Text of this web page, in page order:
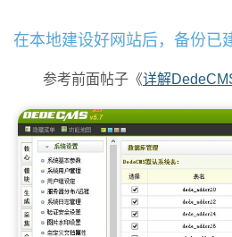
在本地建设好网站后，备份已
参考前面帖子《详解